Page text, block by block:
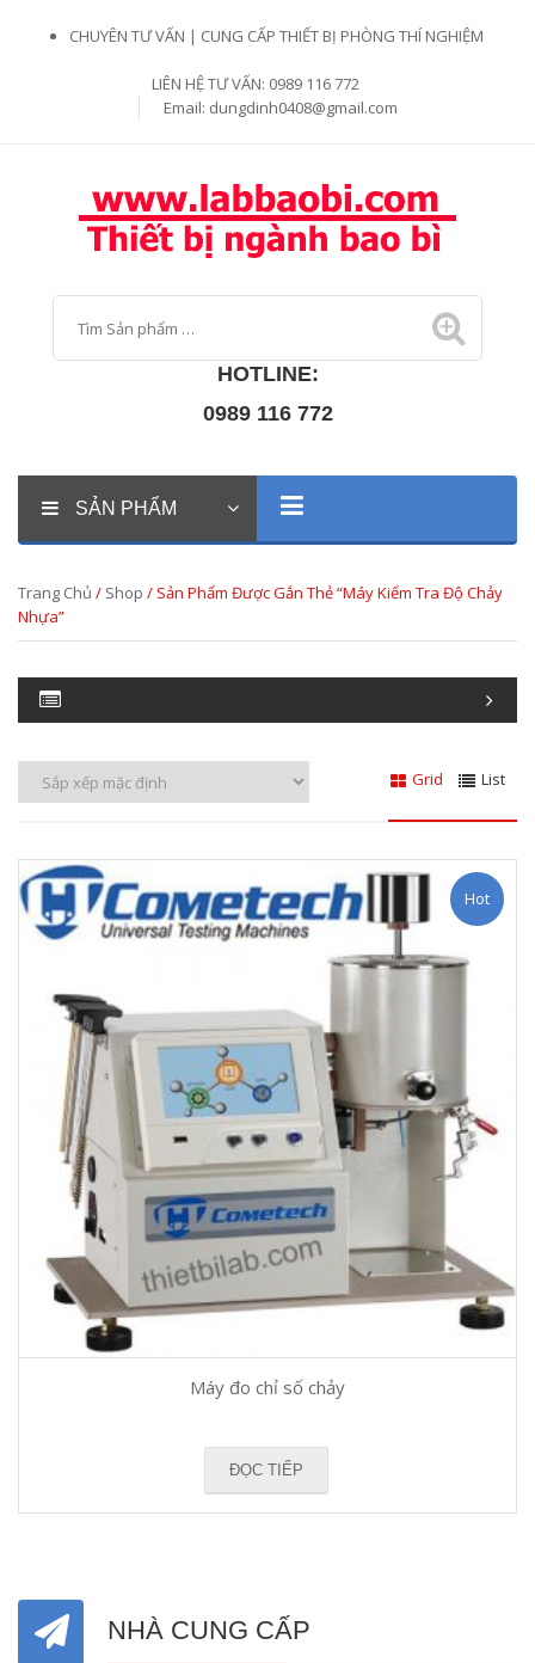
CHUYÊN TƯ VẤN | CUNG CẤP THIẾT BỊ PHÒNG THÍ NGHIỆM
LIÊN HỆ TƯ VẤN: 0989 116 772
Email: dungdinh0408@gmail.com
HOTLINE:
0989 116 772
SẢN PHẨM
Trang Chủ / Shop / Sản Phẩm Được Gắn Thẻ “máy Kiểm Tra Độ Chảy
Nhựa”
Grid List
Hot
Máy đo chỉ số chảy
ĐỌC TIẾP
NHÀ CUNG CẤP